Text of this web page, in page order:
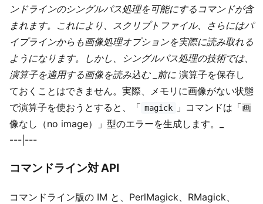
ンドラインのシングルパス処理を可能にするコマンドが含
まれます。これにより、スクリプトファイル、さらにはパ
イプラインからも画像処理オプションを実際に読み取れる
ようになります。しかし、シングルパス処理の技術では、
演算子を適用する画像を読み込む _前に 演算子を保存し
ておくことはできません。実際、メモリに画像がない状態
で演算子を使おうとすると、「 magick
」コマンドは「画
像なし（no image）」型のエラーを生成します。_
---|---
コマンドライン対 API
コマンドライン版の IM と、PerlMagick、RMagick、